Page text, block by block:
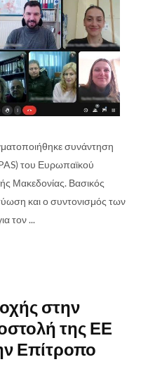
συνάντηση
του Ευρωπαϊκού
Μακεδονίας. Βασικός
και ο συντονισμός των
τον ...
στην
της ΕΕ
Επίτροπο